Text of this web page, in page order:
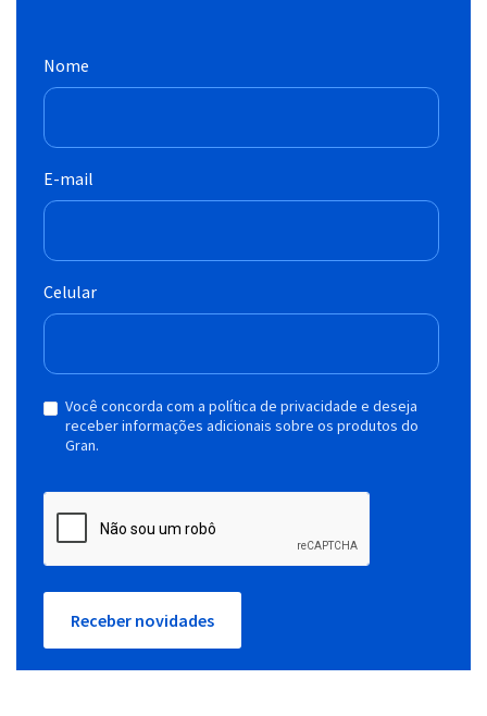
Nome
E-mail
Celular
Você concorda com a política de privacidade e deseja
receber informações adicionais sobre os produtos do
Gran.
Receber novidades